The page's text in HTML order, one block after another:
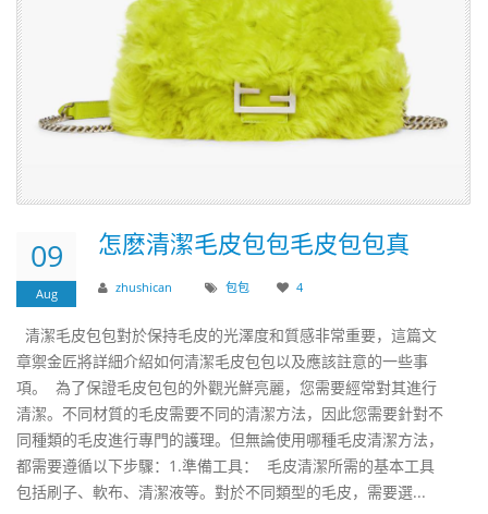
09
Aug
​怎麽清潔毛皮包包毛皮包包真
zhushican 包包 4
清潔毛皮包包對於保持毛皮的光澤度和質感非常重要，這篇文
章禦金匠將詳細介紹如何清潔毛皮包包以及應該註意的一些事
項。 為了保證毛皮包包的外觀光鮮亮麗，您需要經常對其進行
清潔。不同材質的毛皮需要不同的清潔方法，因此您需要針對不
同種類的毛皮進行專門的護理。但無論使用哪種毛皮清潔方法，
都需要遵循以下步驟：1.準備工具： 毛皮清潔所需的基本工具
包括刷子、軟布、清潔液等。對於不同類型的毛皮，需要選...